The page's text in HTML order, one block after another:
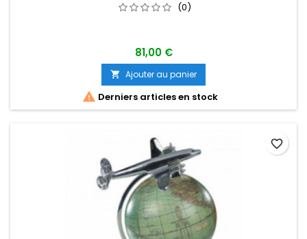
(0)
81,00 €
 Ajouter au panier
 Derniers articles en stock
favorite_border